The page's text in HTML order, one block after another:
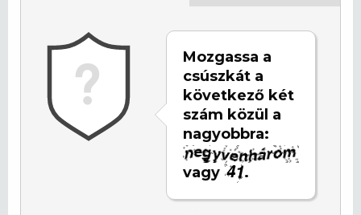
Mozgassa a
csúszkát a
következő két
szám közül a
nagyobbra:
vagy .